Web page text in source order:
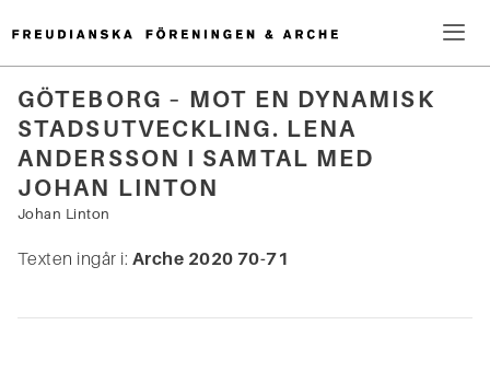
till
innehåll
Sök
efter:
GÖTEBORG – MOT EN DYNAMISK
STADSUTVECKLING. LENA
ANDERSSON I SAMTAL MED
JOHAN LINTON
Johan Linton
Texten ingår i: Arche 2020 70-71